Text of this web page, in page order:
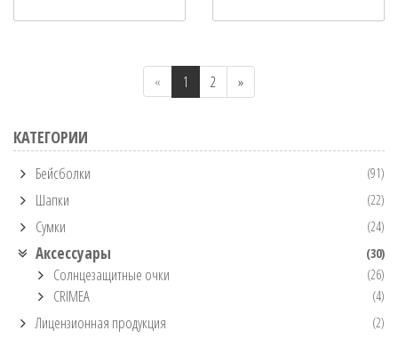
« 1 2 »
КАТЕГОРИИ
Бейсболки (91)
Шапки (22)
Сумки (24)
Аксессуары (30)
Солнцезащитные очки (26)
CRIMEA (4)
Лицензионная продукция (2)